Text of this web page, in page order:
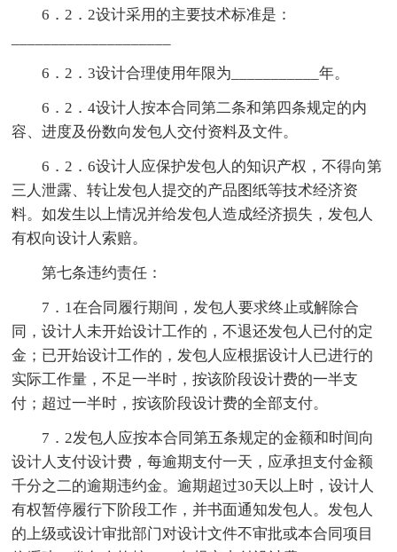
6．2．2设计采用的主要技术标准是：
6．2．3设计合理使用年限为___________年。
6．2．4设计人按本合同第二条和第四条规定的内
容、进度及份数向发包人交付资料及文件。
6．2．6设计人应保护发包人的知识产权，不得向第
三人泄露、转让发包人提交的产品图纸等技术经济资
料。如发生以上情况并给发包人造成经济损失，发包人
有权向设计人索赔。
第七条违约责任：
7．1在合同履行期间，发包人要求终止或解除合
同，设计人未开始设计工作的，不退还发包人已付的定
金；已开始设计工作的，发包人应根据设计人已进行的
实际工作量，不足一半时，按该阶段设计费的一半支
付；超过一半时，按该阶段设计费的全部支付。
7．2发包人应按本合同第五条规定的金额和时间向
设计人支付设计费，每逾期支付一天，应承担支付金额
千分之二的逾期违约金。逾期超过30天以上时，设计人
有权暂停履行下阶段工作，并书面通知发包人。发包人
的上级或设计审批部门对设计文件不审批或本合同项目